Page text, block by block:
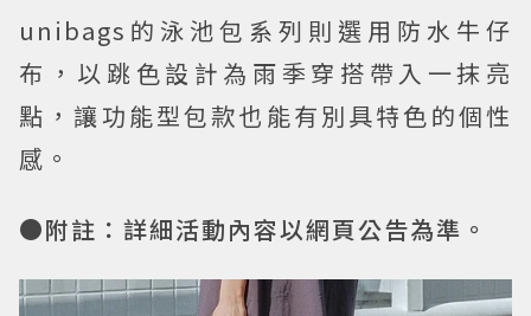
unibags的泳池包系列則選用防水牛仔
布，以跳色設計為雨季穿搭帶入一抹亮
點，讓功能型包款也能有別具特色的個性
感。
●附註：詳細活動內容以網頁公告為準。